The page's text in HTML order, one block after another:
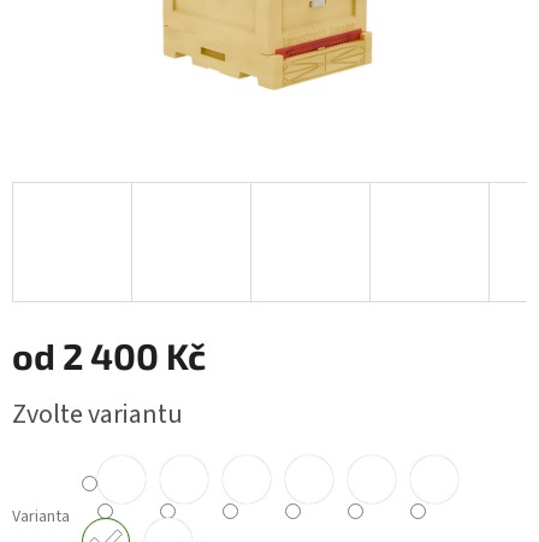
od 2 400 Kč
cena:
Zvolte variantu
Varianta